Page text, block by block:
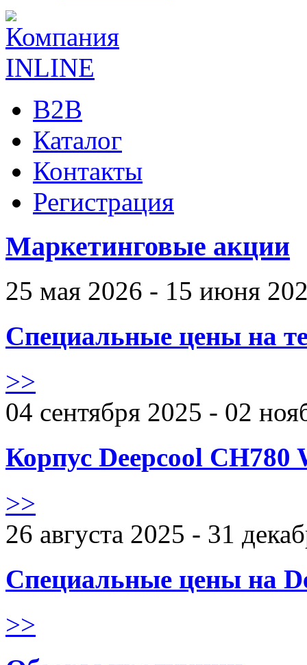
B2B
Каталог
Контакты
Регистрация
Маркетинговые акции
25 мая 2026 - 15 июня
Специальные цены на
>>
04 сентября 2025 - 02
Корпус Deepcool CH780
>>
26 августа 2025 - 31
Специальные цены на
>>